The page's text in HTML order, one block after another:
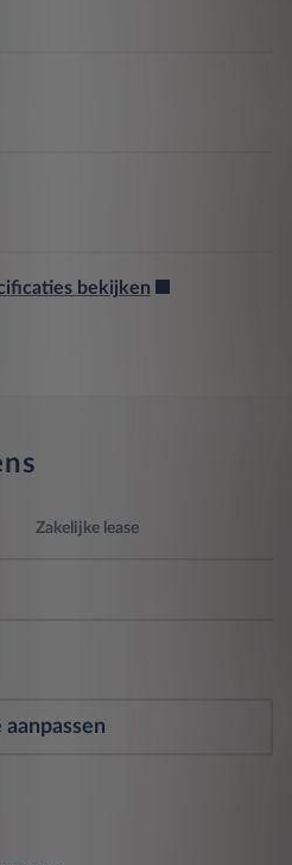
bekijken
Zakelijke lease
aanpassen